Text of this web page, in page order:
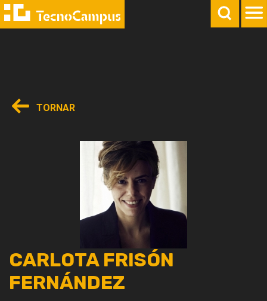
TORNAR
CARLOTA FRISÓN
FERNÁNDEZ